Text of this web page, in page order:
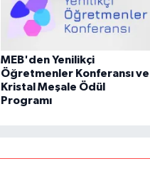
MEB'den Yenilikçi
Öğretmenler Konferansı ve
Kristal Meşale Ödül
Programı